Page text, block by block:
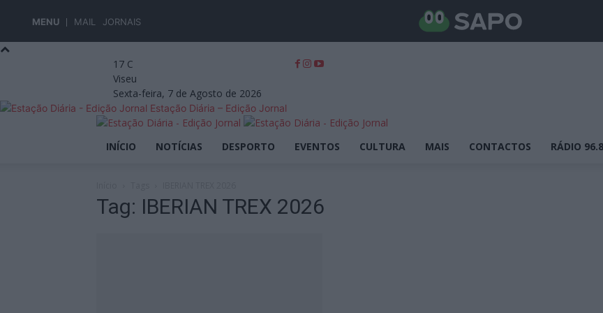
MENU MAIL JORNAIS
17 C
Viseu
Sexta-feira, 7 de Agosto de 2026
Estação Diária – Edição Jornal
INÍCIO NOTÍCIAS DESPORTO EVENTOS CULTURA MAIS CONTACTOS RÁDIO
Tag: IBERIAN TREX 2026